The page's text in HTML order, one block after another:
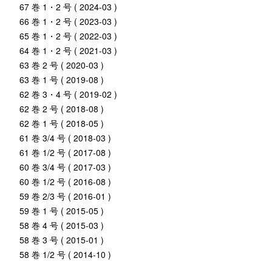
67 巻 1・2 号 ( 2024-03 )
66 巻 1・2 号 ( 2023-03 )
65 巻 1・2 号 ( 2022-03 )
64 巻 1・2 号 ( 2021-03 )
63 巻 2 号 ( 2020-03 )
63 巻 1 号 ( 2019-08 )
62 巻 3・4 号 ( 2019-02 )
62 巻 2 号 ( 2018-08 )
62 巻 1 号 ( 2018-05 )
61 巻 3/4 号 ( 2018-03 )
61 巻 1/2 号 ( 2017-08 )
60 巻 3/4 号 ( 2017-03 )
60 巻 1/2 号 ( 2016-08 )
59 巻 2/3 号 ( 2016-01 )
59 巻 1 号 ( 2015-05 )
58 巻 4 号 ( 2015-03 )
58 巻 3 号 ( 2015-01 )
58 巻 1/2 号 ( 2014-10 )